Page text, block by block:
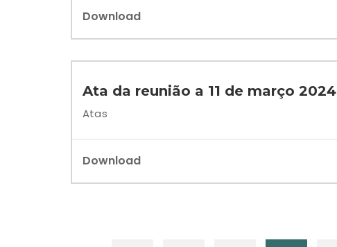
Download
Ata da reunião a 11 de março 2024
Atas
Download